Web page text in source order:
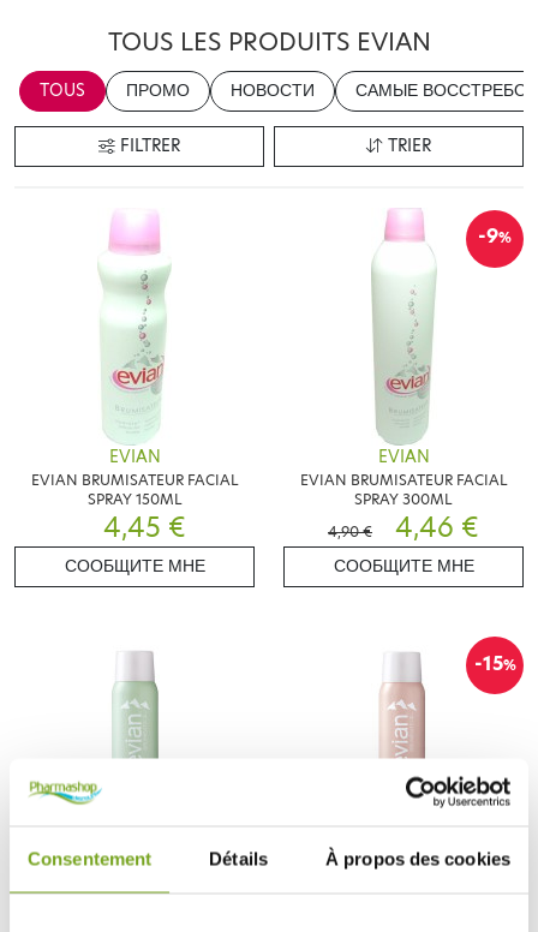
Consentement Détails À propos des cookies
TOUS LES PRODUITS EVIAN
TOUS ПРОМО НОВОСТИ САМЫЕ
FILTRER TRIER
EVIAN
EVIAN BRUMISATEUR FACIAL
SPRAY 150ML
4,45 €
СООБЩИТЕ МНЕ
-9%
EVIAN
EVIAN BRUMISATEUR FACIAL
SPRAY 300ML
4,90 €
4,46 €
СООБЩИТЕ МНЕ
-15%